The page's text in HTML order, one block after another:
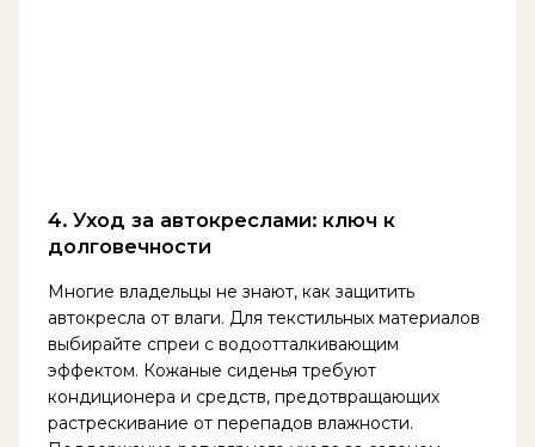
4. Уход за автокреслами: ключ к
долговечности
Многие владельцы не знают, как защитить
автокресла от влаги. Для текстильных материалов
выбирайте спреи с водоотталкивающим
эффектом. Кожаные сиденья требуют
кондиционера и средств, предотвращающих
растрескивание от перепадов влажности.